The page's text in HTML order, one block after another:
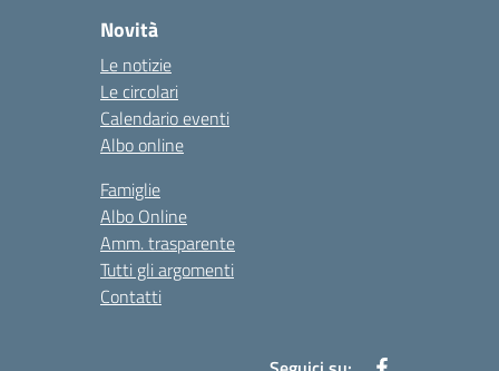
Novità
Le notizie
Le circolari
Calendario eventi
Albo online
Famiglie
Albo Online
Amm. trasparente
Tutti gli argomenti
Contatti